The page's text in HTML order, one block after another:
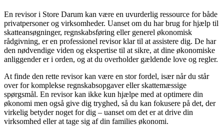
En revisor i Store Darum kan være en uvurderlig ressource for både
privatpersoner og virksomheder. Uanset om du har brug for hjælp til
skatteansøgninger, regnskabsføring eller generel økonomisk
rådgivning, er en professionel revisor klar til at assistere dig. De har
den nødvendige viden og ekspertise til at sikre, at dine økonomiske
anliggender er i orden, og at du overholder gældende love og regler.
At finde den rette revisor kan være en stor fordel, især når du står
over for komplekse regnskabsopgaver eller skattemæssige
spørgsmål. En revisor kan ikke kun hjælpe med at optimere din
økonomi men også give dig tryghed, så du kan fokusere på det, der
virkelig betyder noget for dig – uanset om det er at drive din
virksomhed eller at tage sig af din families økonomi.